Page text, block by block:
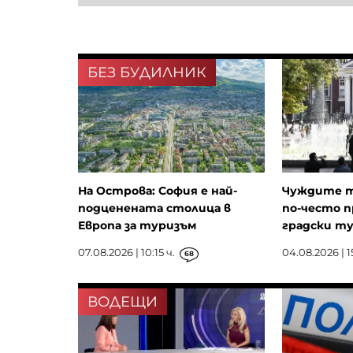
БЕЗ БУДИЛНИК
На Острова: София е най-
подценената столица в
Европа за туризъм
07.08.2026 | 10:15 ч. 68
Чуждите
по-често
градски
04.08.2026 |
ВОДЕЩИ